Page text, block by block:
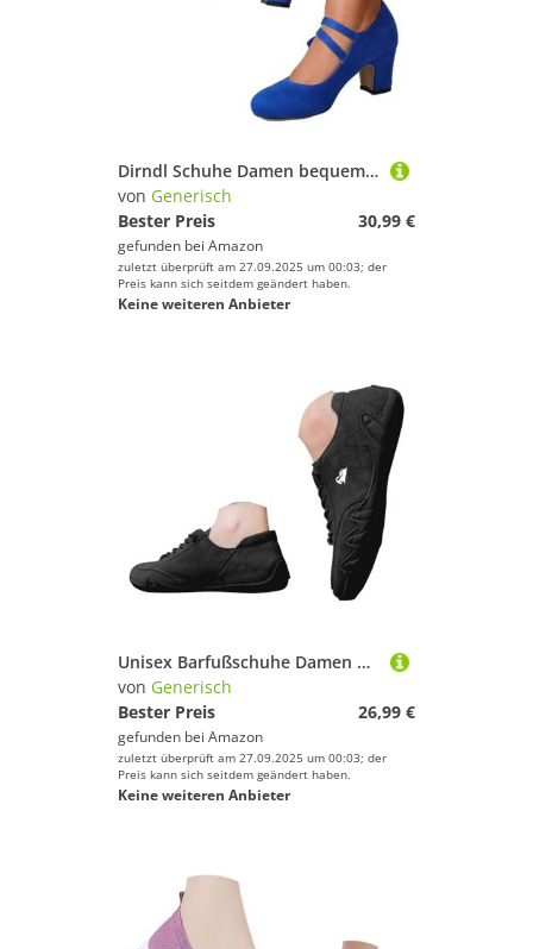
Dirndl Schuhe Damen bequem 42 beige Sneaker grün Pumps, Damen Pumps Breite Füße Schuhe Elegant Kleiner Absatz Mit Frühling Für Riemchen Dirndl Halbschuhe Absatzschuhe Highheels
von Generisch
Bester Preis
30,99 €
gefunden bei Amazon
zuletzt überprüft am 27.09.2025 um 00:03; der
Preis kann sich seitdem geändert haben.
Keine weiteren Anbieter
Unisex Barfußschuhe Damen Minimalistische Fitnessschuhe Sportschuhe Leichte Kletterschuhe Sommerschuhe Atmungsaktive Laufschuhe Wandern Shoes Alpaca Barfuss Schuhe Schwarz 35-43 Eu
von Generisch
Bester Preis
26,99 €
gefunden bei Amazon
zuletzt überprüft am 27.09.2025 um 00:03; der
Preis kann sich seitdem geändert haben.
Keine weiteren Anbieter